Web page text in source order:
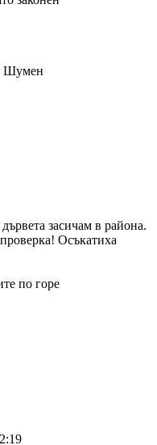
Шумен
засичам в района.
Осъкатиха
по горе